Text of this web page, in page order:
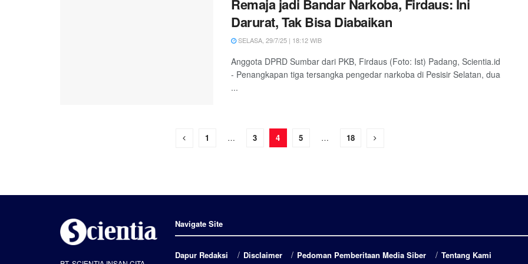
Remaja jadi Bandar Narkoba, Firdaus: Ini
Darurat, Tak Bisa Diabaikan
SELASA, 29/7/25 | 18:12 WIB
Anggota DPRD Sumbar dari PKB, Firdaus (Foto: Ist) Padang, Scientia.id
- Penangkapan tiga tersangka pengedar narkoba di Pesisir Selatan, dua
...
1 … 3 4 5 … 18
Navigate Site
Dapur Redaksi Disclaimer Pedoman Pemberitaan Media Siber Tentang Kami